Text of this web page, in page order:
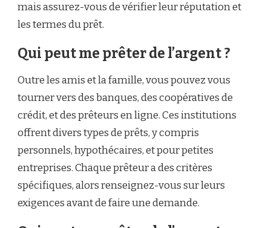
mais assurez-vous de vérifier leur réputation et
les termes du prêt.
Qui peut me prêter de l’argent ?
Outre les amis et la famille, vous pouvez vous
tourner vers des banques, des coopératives de
crédit, et des prêteurs en ligne. Ces institutions
offrent divers types de prêts, y compris
personnels, hypothécaires, et pour petites
entreprises. Chaque prêteur a des critères
spécifiques, alors renseignez-vous sur leurs
exigences avant de faire une demande.